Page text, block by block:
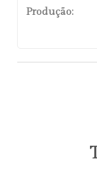
Produção: